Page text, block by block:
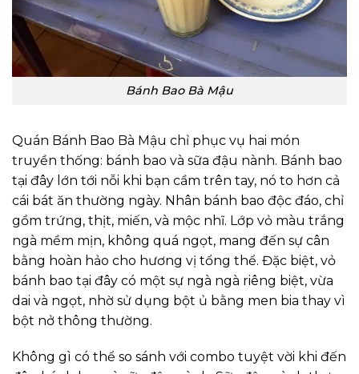
Bánh Bao Bà Mậu
Quán Bánh Bao Bà Mậu chỉ phục vụ hai món
truyền thống: bánh bao và sữa đậu nành. Bánh bao
tại đây lớn tới nỗi khi bạn cầm trên tay, nó to hơn cả
cái bát ăn thường ngày. Nhân bánh bao độc đáo, chỉ
gồm trứng, thịt, miến, và mộc nhĩ. Lớp vỏ màu trắng
ngà mềm mịn, không quá ngọt, mang đến sự cân
bằng hoàn hảo cho hương vị tổng thể. Đặc biệt, vỏ
bánh bao tại đây có một sự ngà ngà riêng biệt, vừa
dai và ngọt, nhờ sử dụng bột ủ bằng men bia thay vì
bột nở thông thường.
Không gì có thể so sánh với combo tuyệt vời khi đến